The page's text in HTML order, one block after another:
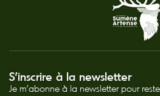
S'inscrire à la newsletter
Je m'abonne à la newsletter pour